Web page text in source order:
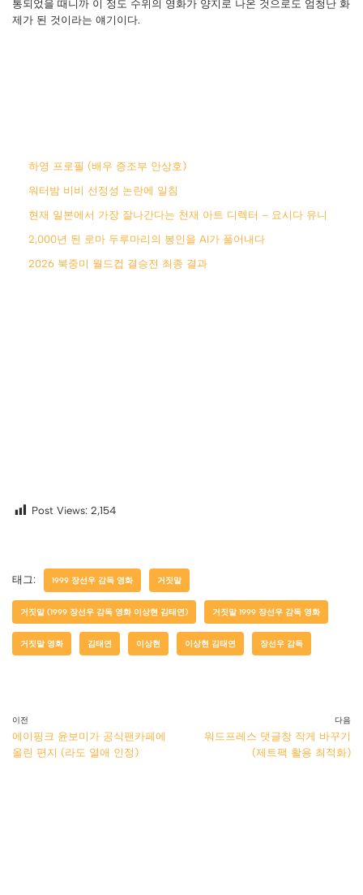
통되었을 때니까 이 정도 수위의 영화가 양지로 나온 것으로도 엄청난 화
제가 된 것이라는 얘기이다.
하영 프로필 (배우 증조부 안상호)
워터밤 비비 선정성 논란에 일침
현재 일본에서 가장 잘나간다는 천재 아트 디렉터 – 요시다 유니
2,000년 된 로마 두루마리의 봉인을 AI가 풀어내다
2026 북중미 월드컵 결승전 최종 결과
Post Views: 2,154
태그: 1999 장선우 감독 영화 거짓말
거짓말 (1999 장선우 감독 영화 이상현 김태연) 거짓말 1999 장선우 감독 영화
거짓말 영화 김태연 이상현 이상현 김태연 장선우 감독
이전
에이핑크 윤보미가 공식팬카페에
올린 편지 (라도 열애 인정)
다음
워드프레스 댓글창 작게 바꾸기
(제트팩 활용 최적화)